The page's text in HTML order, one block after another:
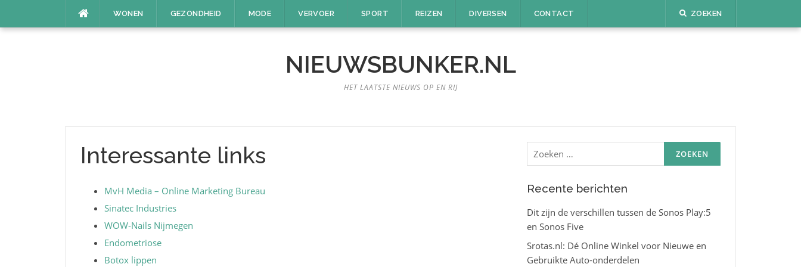
WONEN GEZONDHEID MODE VERVOER SPORT REIZEN DIVERSEN CONTACT ZOEKEN
NIEUWSBUNKER.NL
HET LAATSTE NIEUWS OP EN RIJ
Interessante links
MvH Media – Online Marketing Bureau
Sinatec Industries
WOW-Nails Nijmegen
Endometriose
Botox lippen
Zoeken
naar:
Recente berichten
Dit zijn de verschillen tussen de Sonos Play:5
en Sonos Five
Srotas.nl: Dé Online Winkel voor Nieuwe en
Gebruikte Auto-onderdelen